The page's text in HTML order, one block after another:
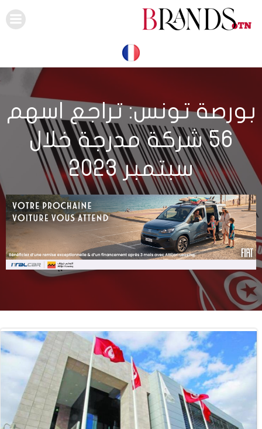
بورصة تونس: تراجع اسهم
56 شركة مدرجة خلال
سبتمبر 2023